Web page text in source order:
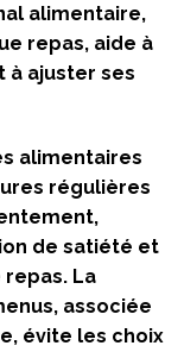
alimentaire,
repas, aide à
à ajuster ses
alimentaires
régulières
de satiété et
La
associée
évite les choix